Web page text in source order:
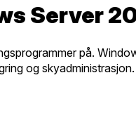
Server
på.
og skyadministrasjon.